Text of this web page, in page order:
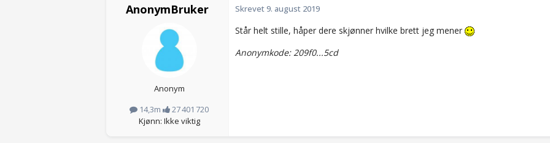
AnonymBruker
Anonym
14,3m
27 401 720
Kjønn: Ikke viktig
Skrevet9. august 2019
Står helt stille, håper dere skjønner hvilke brett jeg mener
Anonymkode: 209f0...5cd